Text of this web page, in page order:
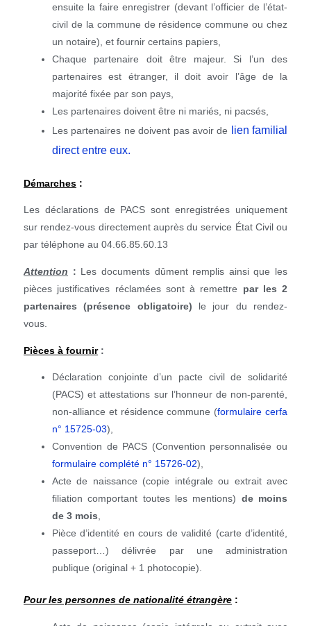
ensuite la faire enregistrer (devant l’officier de l’état-
civil de la commune de résidence commune ou chez
un notaire), et fournir certains papiers,
Chaque partenaire doit être majeur. Si l’un des
partenaires est étranger, il doit avoir l’âge de la
majorité fixée par son pays,
Les partenaires doivent être ni mariés, ni pacsés,
Les partenaires ne doivent pas avoir de
lien familial
direct entre eux.
Démarches :
Les déclarations de PACS sont enregistrées uniquement
sur rendez-vous directement auprès du service État Civil ou
par téléphone au 04.66.85.60.13
Attention : Les documents dûment remplis ainsi que les
pièces justificatives réclamées sont à remettre par les 2
partenaires (présence obligatoire) le jour du rendez-
vous.
Pièces à fournir:
Déclaration conjointe d’un pacte civil de solidarité
(PACS) et attestations sur l’honneur de non-parenté,
non-alliance et résidence commune (formulaire cerfa
n° 15725-03),
Convention de PACS (Convention personnalisée ou
formulaire complété n° 15726-02),
Acte de naissance (copie intégrale ou extrait avec
filiation comportant toutes les mentions) de moins
de 3 mois,
Pièce d’identité en cours de validité (carte d’identité,
passeport…) délivrée par une administration
publique (original + 1 photocopie).
Pour les personnes de nationalité étrangère :